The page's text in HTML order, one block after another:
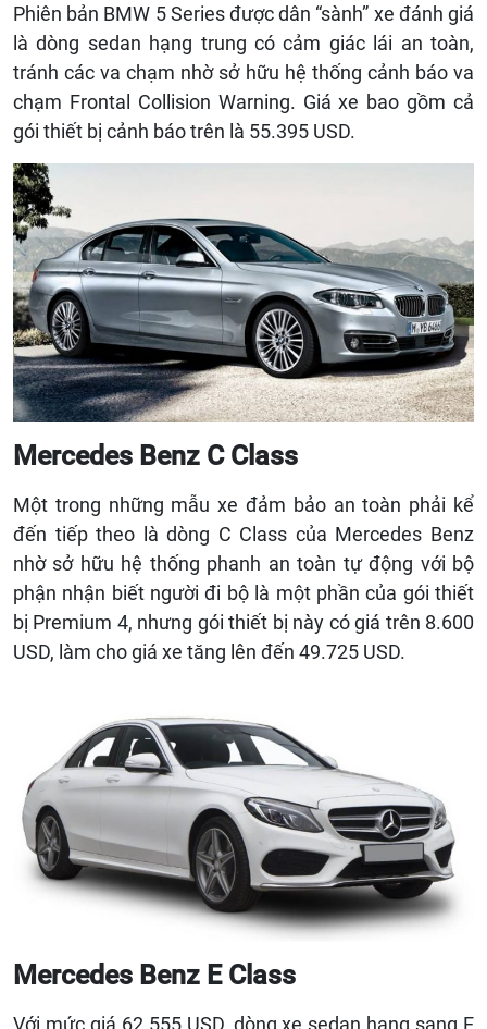
Phiên bản BMW 5 Series được dân “sành” xe đánh giá
là dòng sedan hạng trung có cảm giác lái an toàn,
tránh các va chạm nhờ sở hữu hệ thống cảnh báo va
chạm Frontal Collision Warning. Giá xe bao gồm cả
gói thiết bị cảnh báo trên là 55.395 USD.
Mercedes Benz C Class
Một trong những mẫu xe đảm bảo an toàn phải kể
đến tiếp theo là dòng C Class của Mercedes Benz
nhờ sở hữu hệ thống phanh an toàn tự động với bộ
phận nhận biết người đi bộ là một phần của gói thiết
bị Premium 4, nhưng gói thiết bị này có giá trên 8.600
USD, làm cho giá xe tăng lên đến 49.725 USD.
Mercedes Benz E Class
Với mức giá 62.555 USD, dòng xe sedan hạng sang E